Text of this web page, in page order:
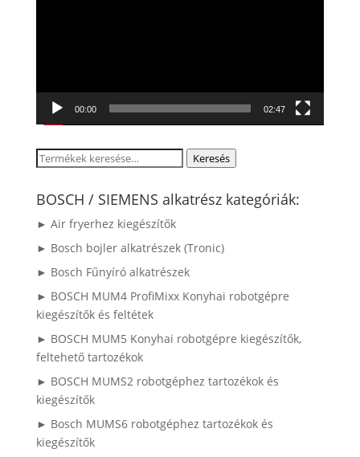
00:00 02:47
Keresés
következőre:
Keresés
BOSCH / SIEMENS alkatrész kategóriák:
► Air fryerhez kiegészítők
► Bosch bojler alkatrészek (Tronic)
► Bosch Fűnyíró alkatrészek
► BOSCH MUM4 ProfiMixx Konyhai robotgépre
kiegészítők és feltétek
► BOSCH MUM5 Konyhai robotgépre kiegészítők,
feltehető tartozékok
► BOSCH MUMS2 robotgéphez tartozékok és
kiegészítők
► Bosch MUMS6 robotgéphez tartozékok és
kiegészítők